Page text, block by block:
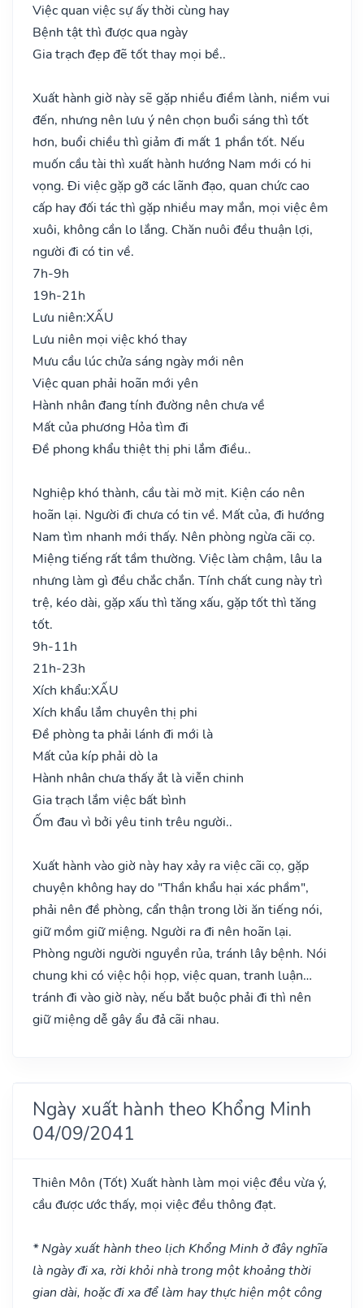
Việc quan việc sự ấy thời cùng hay
Bệnh tật thì được qua ngày
Gia trạch đẹp đẽ tốt thay mọi bề..
Xuất hành giờ này sẽ gặp nhiều điềm lành, niềm vui
đến, nhưng nên lưu ý nên chọn buổi sáng thì tốt
hơn, buổi chiều thì giảm đi mất 1 phần tốt. Nếu
muốn cầu tài thì xuất hành hướng Nam mới có hi
vọng. Đi việc gặp gỡ các lãnh đạo, quan chức cao
cấp hay đối tác thì gặp nhiều may mắn, mọi việc êm
xuôi, không cần lo lắng. Chăn nuôi đều thuận lợi,
người đi có tin về.
7h-9h
19h-21h
Lưu niên:XẤU
Lưu niên mọi việc khó thay
Mưu cầu lúc chửa sáng ngày mới nên
Việc quan phải hoãn mới yên
Hành nhân đang tính đường nên chưa về
Mất của phương Hỏa tìm đi
Đề phong khẩu thiệt thị phi lắm điều..
Nghiệp khó thành, cầu tài mờ mịt. Kiện cáo nên
hoãn lại. Người đi chưa có tin về. Mất của, đi hướng
Nam tìm nhanh mới thấy. Nên phòng ngừa cãi cọ.
Miệng tiếng rất tầm thường. Việc làm chậm, lâu la
nhưng làm gì đều chắc chắn. Tính chất cung này trì
trệ, kéo dài, gặp xấu thì tăng xấu, gặp tốt thì tăng
tốt.
9h-11h
21h-23h
Xích khẩu:XẤU
Xích khẩu lắm chuyên thị phi
Đề phòng ta phải lánh đi mới là
Mất của kíp phải dò la
Hành nhân chưa thấy ắt là viễn chinh
Gia trạch lắm việc bất bình
Ốm đau vì bởi yêu tinh trêu người..
Xuất hành vào giờ này hay xảy ra việc cãi cọ, gặp
chuyện không hay do "Thần khẩu hại xác phầm",
phải nên đề phòng, cẩn thận trong lời ăn tiếng nói,
giữ mồm giữ miệng. Người ra đi nên hoãn lại.
Phòng người người nguyền rủa, tránh lây bệnh. Nói
chung khi có việc hội họp, việc quan, tranh luận…
tránh đi vào giờ này, nếu bắt buộc phải đi thì nên
giữ miệng dễ gây ẩu đả cãi nhau.
Ngày xuất hành theo Khổng Minh
04/09/2041
Thiên Môn (Tốt) Xuất hành làm mọi việc đều vừa ý,
cầu được ước thấy, mọi việc đều thông đạt.
* Ngày xuất hành theo lịch Khổng Minh ở đây nghĩa
là ngày đi xa, rời khỏi nhà trong một khoảng thời
gian dài, hoặc đi xa để làm hay thực hiện một công